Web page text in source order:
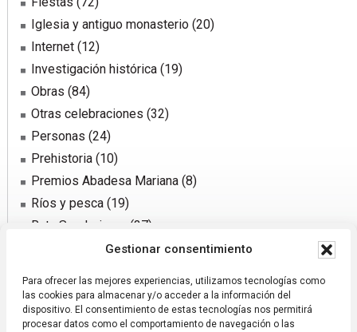
Gestionar consentimiento
Para ofrecer las mejores experiencias, utilizamos tecnologías como
las cookies para almacenar y/o acceder a la información del
dispositivo. El consentimiento de estas tecnologías nos permitirá
procesar datos como el comportamiento de navegación o las
Iglesia y antiguo monasterio(20)
Internet(12)
Investigación histórica(19)
Obras (84)
Otras celebraciones (32)
Personas (24)
Prehistoria(10)
Premios Abadesa Mariana(8)
Ríos y pesca(19)
Ruta Senderismo
(37)
Sector agrario(31)
Traída de agua(50)